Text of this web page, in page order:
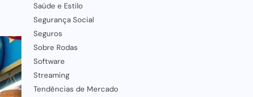
Saúde e Estilo
Segurança Social
Seguros
Sobre Rodas
Software
Streaming
Tendências de Mercado